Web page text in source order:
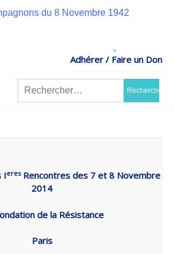
Adhérer / Faire un Don
/The Association
Nos Projets
/Code Of Ethics
Contrat
D’engagement
Rechercher :
IeresRencontres des 7 et 8 Novembre
2014
de la Résistance
Paris